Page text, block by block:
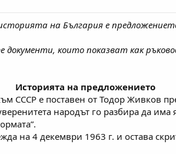
на България е
които показват как
Историята на предложението
СССР е поставен от Тодор Живков
народът го разбира да
на 4 декември 1963 г. и остава